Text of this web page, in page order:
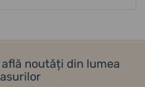
noutăți din lumea